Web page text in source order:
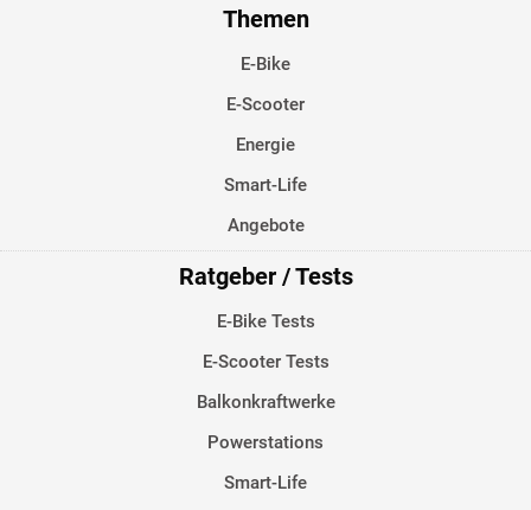
Themen
E-Bike
E-Scooter
Energie
Smart-Life
Angebote
Ratgeber / Tests
E-Bike Tests
E-Scooter Tests
Balkonkraftwerke
Powerstations
Smart-Life